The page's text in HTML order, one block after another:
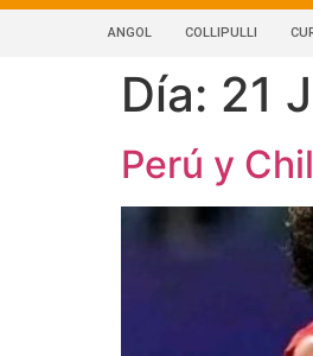
ANGOL COLLIPULLI
Día: 21
Perú y